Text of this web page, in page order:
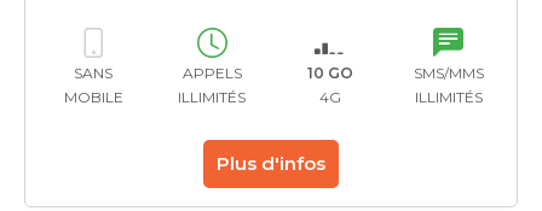
SANS
MOBILE
APPELS
ILLIMITÉS
10 GO
4G
SMS/MMS
ILLIMITÉS
Plus d'infos